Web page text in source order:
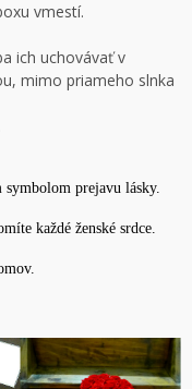
vmestí.
ich uchovávať v
mimo priameho slnka
prejavu lásky.
každé ženské srdce.